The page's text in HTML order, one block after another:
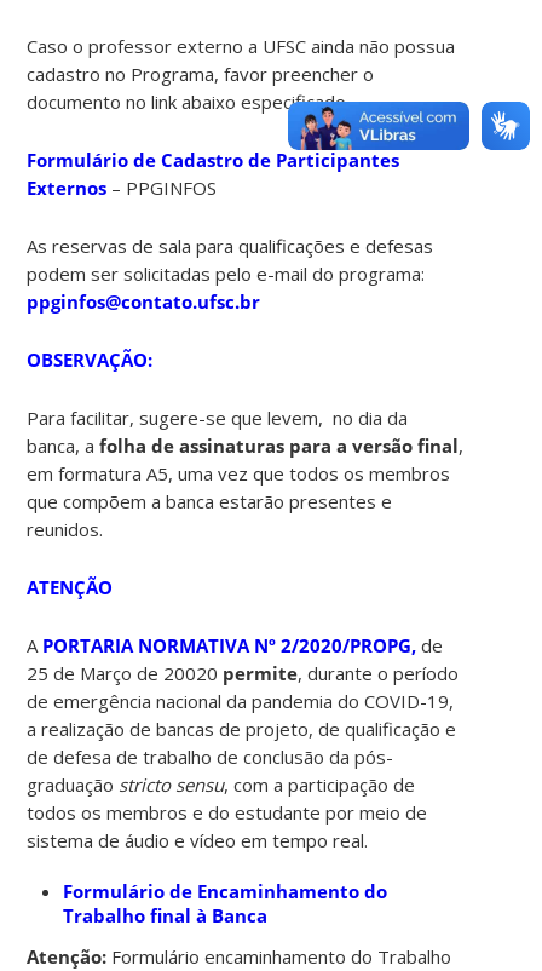
Caso o professor externo a UFSC ainda não possua
cadastro no Programa, favor preencher o
documento no link abaixo especificado
Formulário de Cadastro de Participantes
Externos – PPGINFOS
As reservas de sala para qualificações e defesas
podem ser solicitadas pelo e-mail do programa:
ppginfos@contato.ufsc.br
OBSERVAÇÃO:
Para facilitar, sugere-se que levem, no dia da
banca, afolha de assinaturas para a versão final,
em formatura A5, uma vez que todos os membros
que compõem a banca estarão presentes e
reunidos.
ATENÇÃO
A PORTARIA NORMATIVA Nº 2/2020/PROPG, de
25 de Março de 20020 permite, durante o período
de emergência nacional da pandemia do COVID-19,
a realização de bancas de projeto, de qualificação e
de defesa de trabalho de conclusão da pós-
graduação stricto sensu, com a participação de
todos os membros e do estudante por meio de
sistema de áudio e vídeo em tempo real.
Formulário de Encaminhamento do
Trabalho final à Banca
Atenção: Formulário encaminhamento do Trabalho